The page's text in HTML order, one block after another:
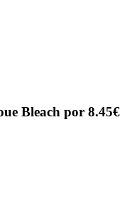
Bleach por 8.45€